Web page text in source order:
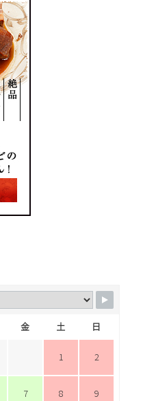
金 土 日
1 2
7 8 9